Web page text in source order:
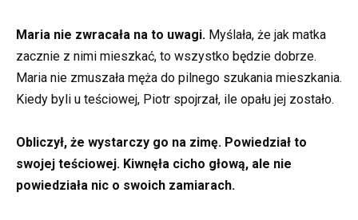
Maria nie zwracała na to uwagi. Myślała, że jak matka
zacznie z nimi mieszkać, to wszystko będzie dobrze.
Maria nie zmuszała męża do pilnego szukania mieszkania.
Kiedy byli u teściowej, Piotr spojrzał, ile opału jej zostało.
Obliczył, że wystarczy go na zimę. Powiedział to
swojej teściowej. Kiwnęła cicho głową, ale nie
powiedziała nic o swoich zamiarach.